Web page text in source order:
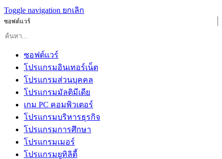
Toggle navigation ยกเลิก
ซอฟต์แวร์
ซอฟต์แวร์
โปรแกรมอินเทอร์เน็ต
โปรแกรมส่วนบุคคล
โปรแกรมมัลติมีเดีย
เกม PC คอมพิวเตอร์
โปรแกรมบริหารธุรกิจ
โปรแกรมการศึกษา
โปรแกรมเมอร์
โปรแกรมยูทิลิตี้